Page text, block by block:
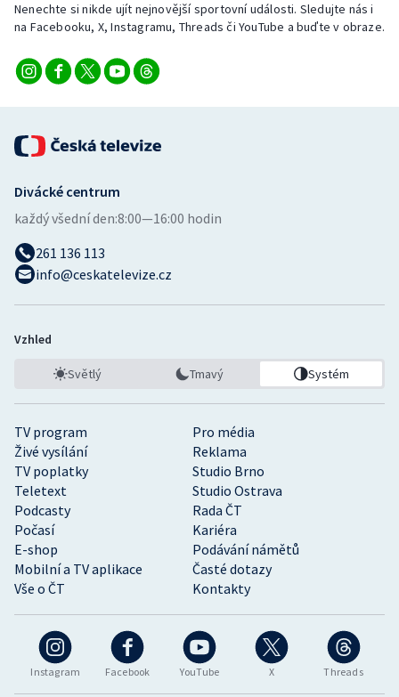
Volejbal
Nenechte si nikde ujít nejnovější sportovní události. Sledujte nás i
na Facebooku, X, Instagramu, Threads či YouTube a buďte v obraze.
Instagram Facebook YouTube X Threads
TV program
Pro média
Živé vysílání
Reklama
TV poplatky
Studio Brno
Teletext
Studio Ostrava
Podcasty
Rada ČT
Počasí
Kariéra
E-shop
Podávání námětů
Mobilní a TV aplikace
Časté dotazy
Vše o ČT
Kontakty
Divácké centrum
každý všední den:8:00—16:00 hodin
261 136 113
info@ceskatelevize.cz
Vzhled
Světlý Tmavý Systém